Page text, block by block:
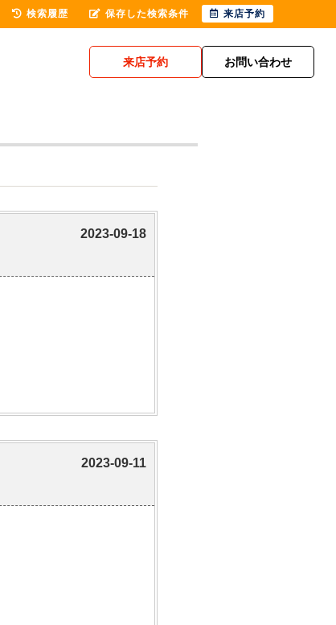
来店予約 お問い合わせ
2023-09-18
2023-09-11
検索履歴 保存した検索条件 来店予約